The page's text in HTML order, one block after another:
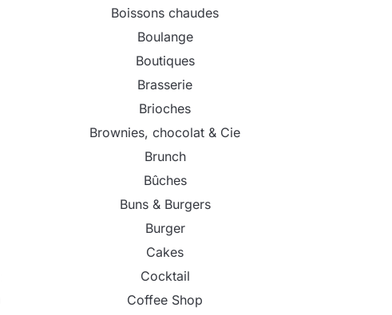
Boissons chaudes
Boulange
Boutiques
Brasserie
Brioches
Brownies, chocolat & Cie
Brunch
Bûches
Buns & Burgers
Burger
Cakes
Cocktail
Coffee Shop